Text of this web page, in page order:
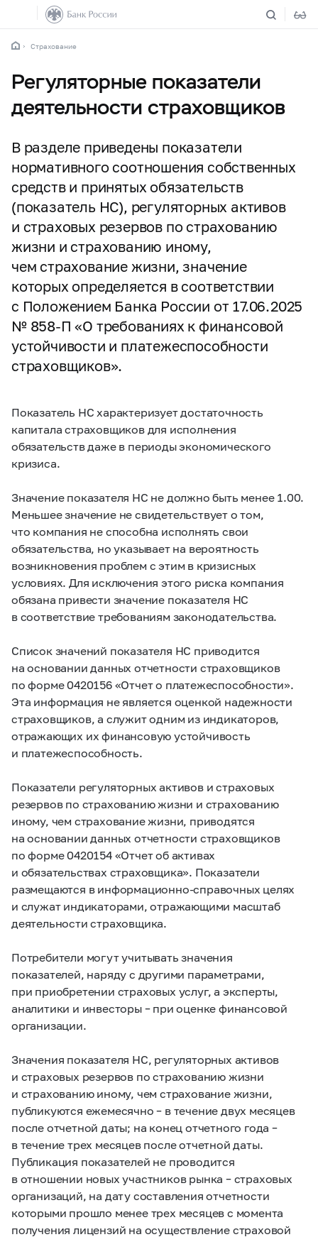
Страхование
Регуляторные показатели
деятельности страховщиков
В разделе приведены показатели
нормативного соотношения собственных
средств и принятых обязательств
(показатель НС), регуляторных активов
и страховых резервов по страхованию
жизни и страхованию иному,
чем страхование жизни, значение
которых определяется в соответствии
с Положением Банка России от 17.06.2025
№ 858-П «О требованиях к финансовой
устойчивости и платежеспособности
страховщиков».
Показатель НС характеризует достаточность
капитала страховщиков для исполнения
обязательств даже в периоды экономического
кризиса.
Значение показателя НС не должно быть менее 1.00.
Меньшее значение не свидетельствует о том,
что компания не способна исполнять свои
обязательства, но указывает на вероятность
возникновения проблем с этим в кризисных
условиях. Для исключения этого риска компания
обязана привести значение показателя НС
в соответствие требованиям законодательства.
Список значений показателя НС приводится
на основании данных отчетности страховщиков
по форме 0420156 «Отчет о платежеспособности».
Эта информация не является оценкой надежности
страховщиков, а служит одним из индикаторов,
отражающих их финансовую устойчивость
и платежеспособность.
Показатели регуляторных активов и страховых
резервов по страхованию жизни и страхованию
иному, чем страхование жизни, приводятся
на основании данных отчетности страховщиков
по форме 0420154 «Отчет об активах
и обязательствах страховщика». Показатели
размещаются в информационно-справочных целях
и служат индикаторами, отражающими масштаб
деятельности страховщика.
Потребители могут учитывать значения
показателей, наряду с другими параметрами,
при приобретении страховых услуг, а эксперты,
аналитики и инвесторы – при оценке финансовой
организации.
Значения показателя НС, регуляторных активов
и страховых резервов по страхованию жизни
и страхованию иному, чем страхование жизни,
публикуются ежемесячно – в течение двух месяцев
после отчетной даты; на конец отчетного года –
в течение трех месяцев после отчетной даты.
Публикация показателей не проводится
в отношении новых участников рынка – страховых
организаций, на дату составления отчетности
которыми прошло менее трех месяцев с момента
получения лицензий на осуществление страховой